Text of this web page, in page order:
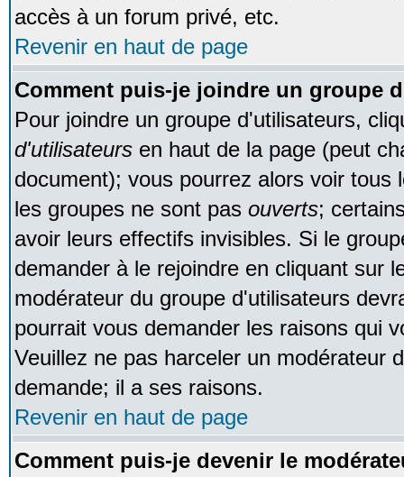
accès à un forum privé, etc.
Revenir en haut de page
Comment puis-je joindre un groupe
Pour joindre un groupe d'utilisateurs,
d'utilisateurs en haut de la page (peut
document); vous pourrez alors voir tous
les groupes ne sont pas ouverts;
avoir leurs effectifs invisibles. Si le
demander à le rejoindre en cliquant sur
modérateur du groupe d'utilisateurs
pourrait vous demander les raisons qui
Veuillez ne pas harceler un modérateur
demande; il a ses raisons.
Revenir en haut de page
Comment puis-je devenir le